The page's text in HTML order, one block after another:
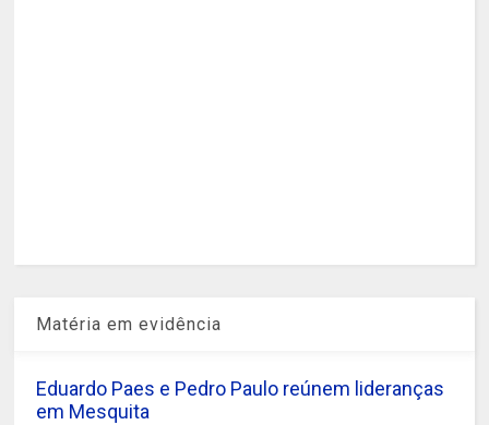
Matéria em evidência
Eduardo Paes e Pedro Paulo reúnem lideranças
em Mesquita